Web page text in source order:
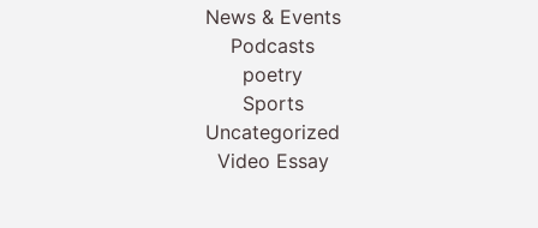
News & Events
Podcasts
poetry
Sports
Uncategorized
Video Essay